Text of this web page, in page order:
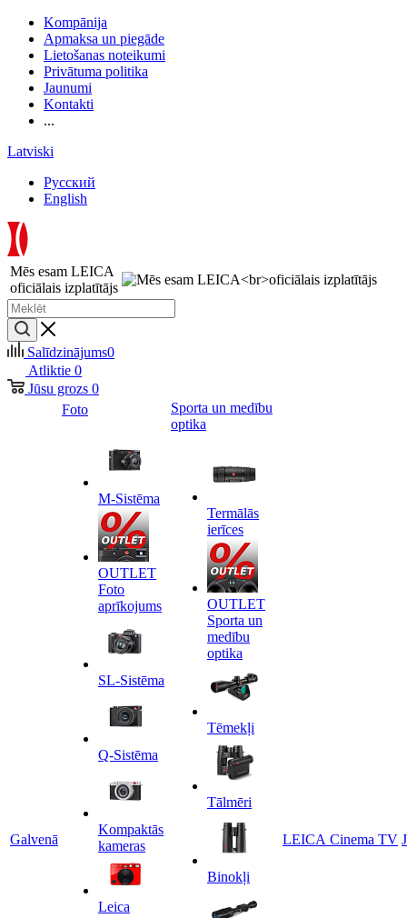
Kompānija
Apmaksa un piegāde
Lietošanas noteikumi
Privātuma politika
Jaunumi
Kontakti
...
Latviski
Русский
English
Mēs esam LEICA
oficiālais izplatītājs
Salīdzinājums0
Atliktie 0
Jūsu grozs 0
Galvenā
Foto
M-Sistēma
OUTLET
Foto
aprīkojums
SL-Sistēma
Q-Sistēma
Kompaktās
kameras
Leica
Sporta un medību
optika
Termālās
ierīces
OUTLET
Sporta un
medību
optika
Tēmekļi
Tālmēri
Binokļi
LEICA Cinema TV